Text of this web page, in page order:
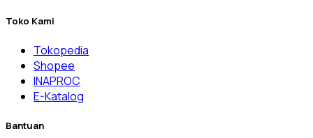
Toko Kami
Tokopedia
Shopee
INAPROC
E-Katalog
Bantuan